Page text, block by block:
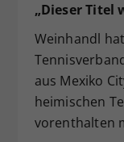
„Dieser Titel
Weinhandl
aus Mexiko
heimischen
vorenthalten